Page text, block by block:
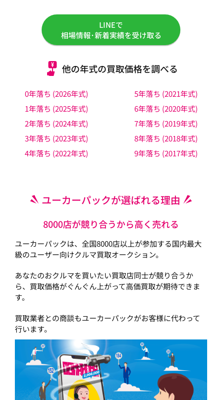
LINEで
相場情報･新着実績を受け取る
他の年式の買取価格を調べる
0年落ち (2026年式)
1年落ち (2025年式)
2年落ち (2024年式)
3年落ち (2023年式)
4年落ち (2022年式)
5年落ち (2021年式)
6年落ち (2020年式)
7年落ち (2019年式)
8年落ち (2018年式)
9年落ち (2017年式)
ユーカーパックが選ばれる理由
8000店が競り合うから高く売れる
ユーカーパックは、全国8000店以上が参加する国内最大
級のユーザー向けクルマ買取オークション。
あなたのおクルマを買いたい買取店同士が競り合うか
ら、買取価格がぐんぐん上がって高価買取が期待できま
す。
買取業者との商談もユーカーパックがお客様に代わって
行います。